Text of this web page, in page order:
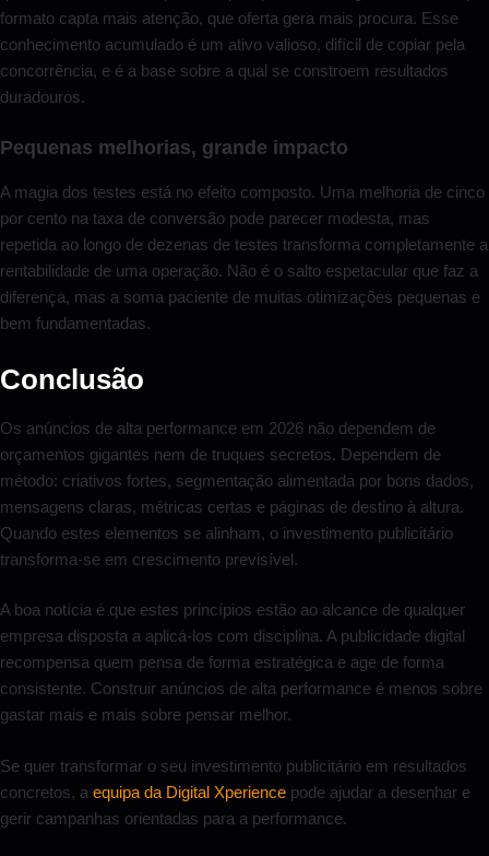
formato capta mais atenção, que oferta gera mais procura. Esse
conhecimento acumulado é um ativo valioso, difícil de copiar pela
concorrência, e é a base sobre a qual se constroem resultados
duradouros.
Pequenas melhorias, grande impacto
A magia dos testes está no efeito composto. Uma melhoria de cinco
por cento na taxa de conversão pode parecer modesta, mas
repetida ao longo de dezenas de testes transforma completamente a
rentabilidade de uma operação. Não é o salto espetacular que faz a
diferença, mas a soma paciente de muitas otimizações pequenas e
bem fundamentadas.
Conclusão
Os anúncios de alta performance em 2026 não dependem de
orçamentos gigantes nem de truques secretos. Dependem de
método: criativos fortes, segmentação alimentada por bons dados,
mensagens claras, métricas certas e páginas de destino à altura.
Quando estes elementos se alinham, o investimento publicitário
transforma-se em crescimento previsível.
A boa notícia é que estes princípios estão ao alcance de qualquer
empresa disposta a aplicá-los com disciplina. A publicidade digital
recompensa quem pensa de forma estratégica e age de forma
consistente. Construir anúncios de alta performance é menos sobre
gastar mais e mais sobre pensar melhor.
Se quer transformar o seu investimento publicitário em resultados
concretos, a equipa da Digital Xperience pode ajudar a desenhar e
gerir campanhas orientadas para a performance.